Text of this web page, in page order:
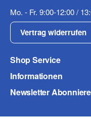
Frage zum Artikel
Ihre Frage
Mo. - Fr. 9:00-12:00 /
Vertrag widerrufen
Shop Service
Informationen
Newsletter